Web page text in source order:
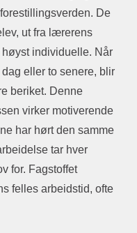
De
ut fra lærerens
individuelle. Når
eller to senere, blir
beriket. Denne
virker motiverende
har hørt den samme
tar hver
for. Fagstoffet
felles arbeidstid, ofte